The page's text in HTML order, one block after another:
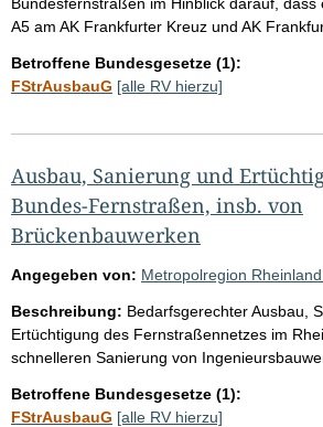
A5 am AK Frankfurter Kreuz und AK
Betroffene Bundesgesetze (1):
FStrAusbauG [alle RV hierzu]
Ausbau, Sanierung und
Bundes-Fernstraßen, insb. von
Brückenbauwerken
Angegeben von: Metropolregion Rheinland
Beschreibung: Bedarfsgerechter Ausbau,
Ertüchtigung des Fernstraßennetzes im
schnelleren Sanierung von
Betroffene Bundesgesetze (1):
FStrAusbauG [alle RV hierzu]